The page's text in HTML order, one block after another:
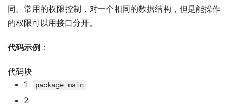
同。常用的权限控制，对一个相同的数据结构，但是能操作
的权限可以用接口分开。
代码示例 ：
代码块
1
package main
2